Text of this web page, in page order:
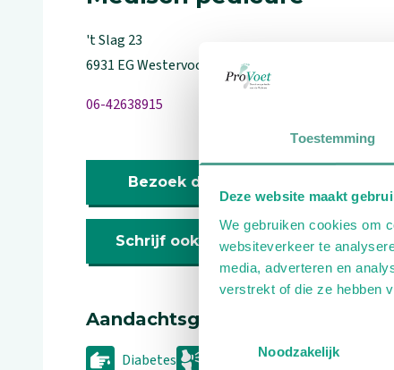
Toestemming
Deze website maakt
We gebruiken cookies om
websiteverkeer te
media, adverteren en
verstrekt of die ze hebben
Toestemmingsselectie
Noodzakelijk
't Slag 23
6931 EGWestervoort
06-42638915
Bezoek de website
Schrijf ook een review
Aandachtsgebieden
Diabetes